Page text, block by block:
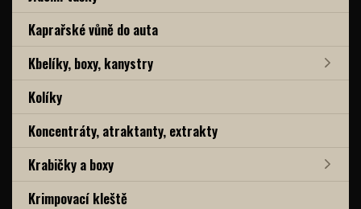
Kaprařské vůně do auta
Kbelíky, boxy, kanystry
Kolíky
Koncentráty, atraktanty, extrakty
Krabičky a boxy
Krimpovací kleště